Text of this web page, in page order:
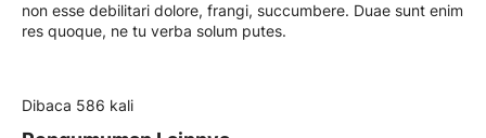
non esse debilitari dolore, frangi, succumbere. Duae sunt enim
res quoque, ne tu verba solum putes.
Dibaca 586 kali